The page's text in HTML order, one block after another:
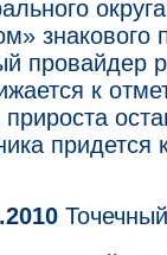
знакового
провайдер
к